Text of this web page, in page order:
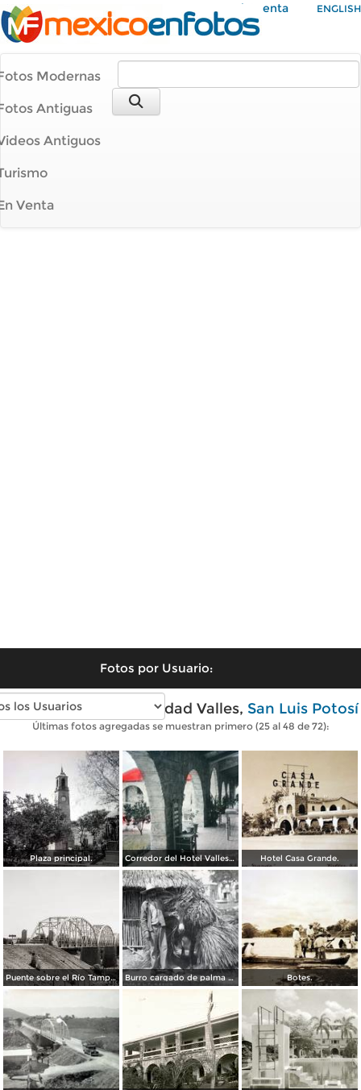
Mi Cuenta ENGLISH
Modernas
Antiguas
Antiguos
Venta
Fotos por Usuario:
Fotos antiguas de Ciudad Valles, San Luis Potosí
Últimas fotos agregadas se muestran primero (25 al 48 de 72):
Plaza principal. Corredor del Hotel Valles ( Circulada el 21 de Septiembre de 1940 ). Hotel Casa Grande.
Puente sobre el Río Tampaón Burro cargado de palma para techar Botes.